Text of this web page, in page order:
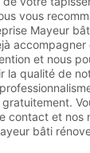
vous
Mayeur
et nous
la qualité de
contact et nos
bâti